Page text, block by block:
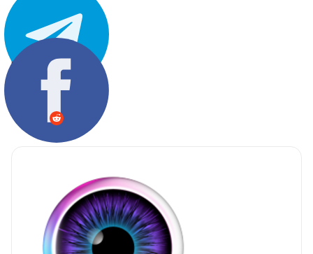
Paylaş: